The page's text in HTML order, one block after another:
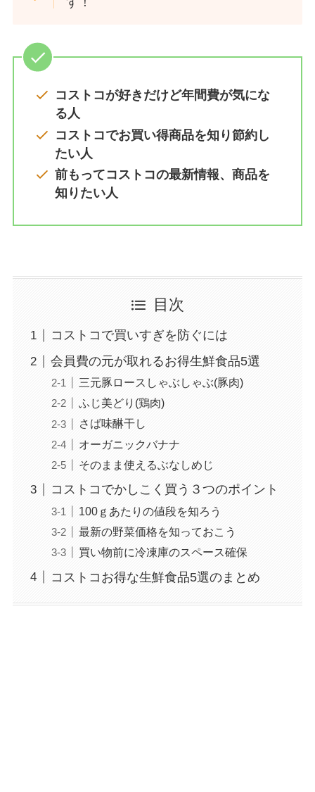
コストコが好きだけど年間費が気にな
る人
コストコでお買い得商品を知り節約し
たい人
前もってコストコの最新情報、商品を
知りたい人
目次
コストコで買いすぎを防ぐには
会員費の元が取れるお得生鮮食品5選
三元豚ロースしゃぶしゃぶ(豚肉)
ふじ美どり(鶏肉)
さば味醂干し
オーガニックバナナ
そのまま使えるぶなしめじ
コストコでかしこく買う３つのポイント
100ｇあたりの値段を知ろう
最新の野菜価格を知っておこう
買い物前に冷凍庫のスペース確保
コストコお得な生鮮食品5選のまとめ